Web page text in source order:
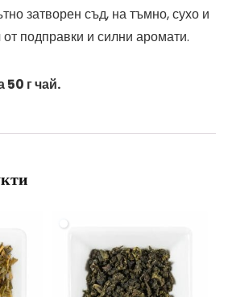
затворен съд, на тъмно, сухо и
подправки и силни аромати.
50 г чай.